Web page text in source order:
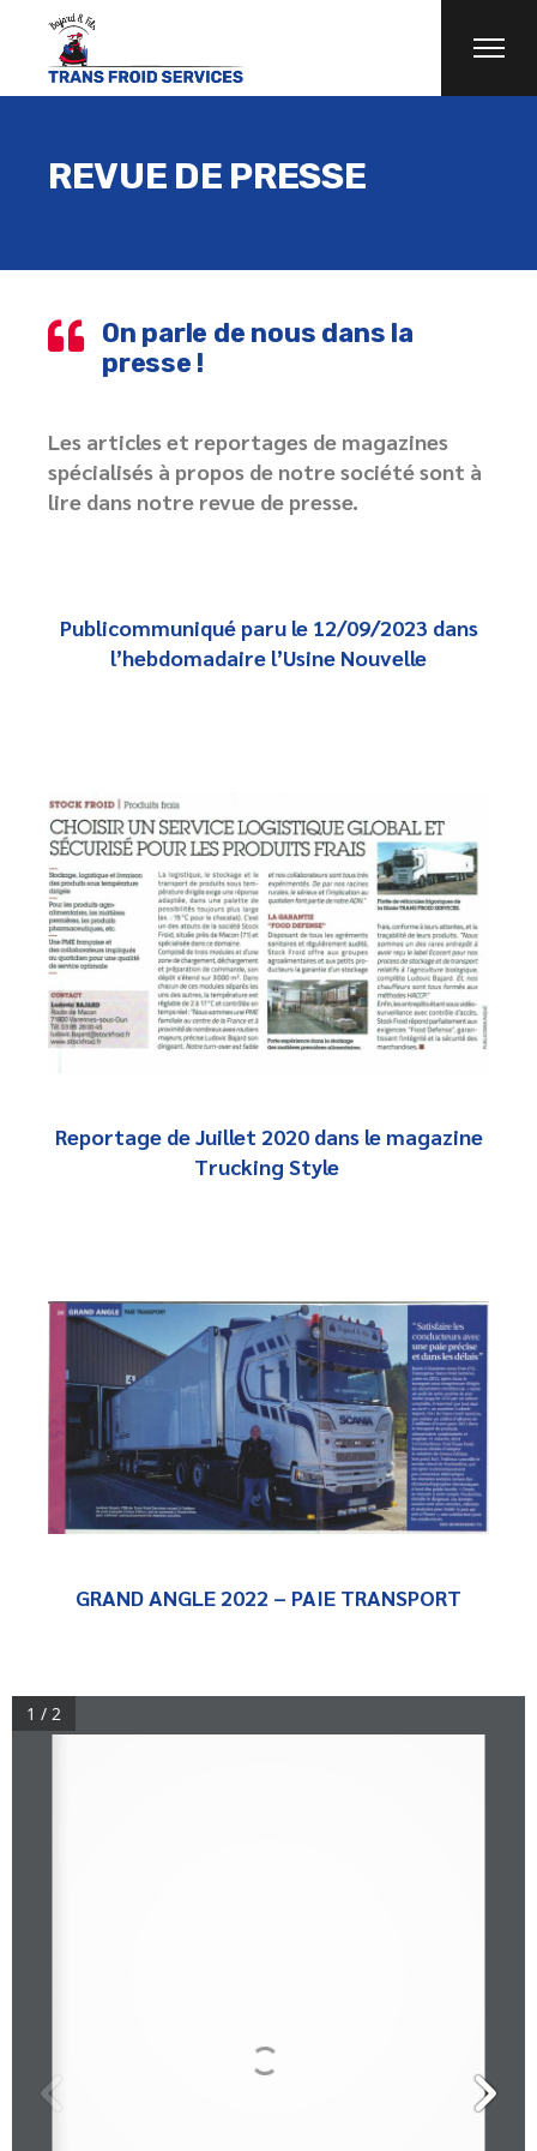
REVUE DE PRESSE
On parle de nous dans la
presse !
Les articles et reportages de magazines
spécialisés à propos de notre société sont à
lire dans notre revue de presse.
Publicommuniqué paru le 12/09/2023 dans
l’hebdomadaire l’Usine Nouvelle
Reportage de Juillet 2020 dans le magazine
Trucking Style
GRAND ANGLE 2022 – PAIE TRANSPORT
1 / 2